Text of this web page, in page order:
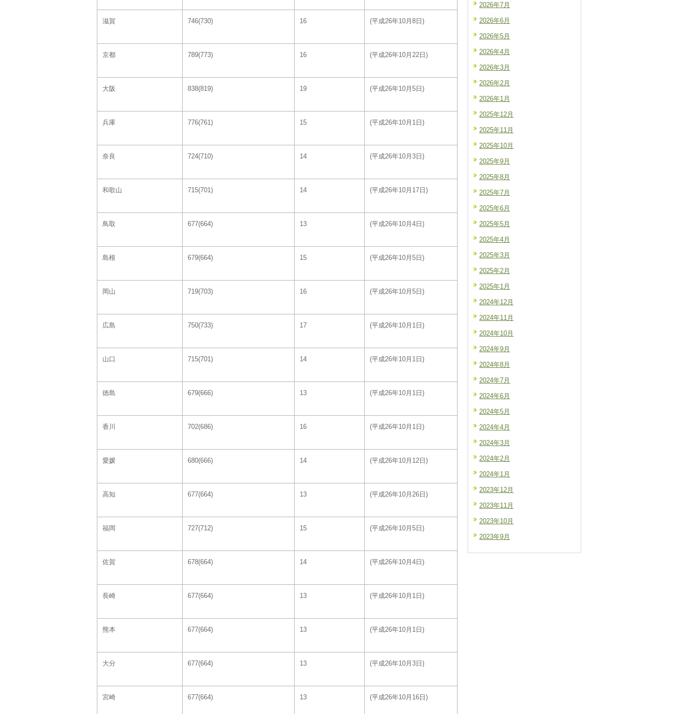
滋賀 746(730) 16 (平成26年10月8日)
京都 789(773) 16 (平成26年10月22日)
大阪 838(819) 19 (平成26年10月5日)
兵庫 776(761) 15 (平成26年10月1日)
奈良 724(710) 14 (平成26年10月3日)
和歌山 715(701) 14 (平成26年10月17日)
鳥取 677(664) 13 (平成26年10月4日)
島根 679(664) 15 (平成26年10月5日)
岡山 719(703) 16 (平成26年10月5日)
広島 750(733) 17 (平成26年10月1日)
山口 715(701) 14 (平成26年10月1日)
徳島 679(666) 13 (平成26年10月1日)
香川 702(686) 16 (平成26年10月1日)
愛媛 680(666) 14 (平成26年10月12日)
高知 677(664) 13 (平成26年10月26日)
福岡 727(712) 15 (平成26年10月5日)
佐賀 678(664) 14 (平成26年10月4日)
長崎 677(664) 13 (平成26年10月1日)
熊本 677(664) 13 (平成26年10月1日)
大分 677(664) 13 (平成26年10月3日)
宮崎 677(664) 13 (平成26年10月16日)
2026年7月
2026年6月
2026年5月
2026年4月
2026年3月
2026年2月
2026年1月
2025年12月
2025年11月
2025年10月
2025年9月
2025年8月
2025年7月
2025年6月
2025年5月
2025年4月
2025年3月
2025年2月
2025年1月
2024年12月
2024年11月
2024年10月
2024年9月
2024年8月
2024年7月
2024年6月
2024年5月
2024年4月
2024年3月
2024年2月
2024年1月
2023年12月
2023年11月
2023年10月
2023年9月